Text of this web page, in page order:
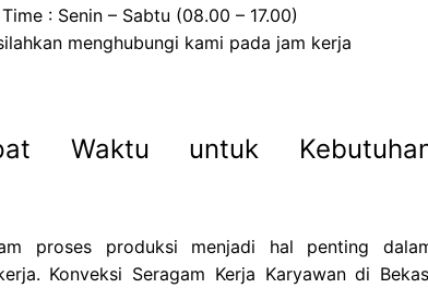
: Senin – Sabtu (08.00 – 17.00)
menghubungi kami pada jam kerja
Waktu untuk
proses produksi menjadi hal penting
Konveksi Seragam Kerja Karyawan di